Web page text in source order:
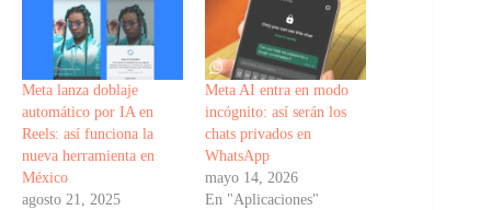
Meta lanza doblaje
automático por IA en
Reels: así funciona la
nueva herramienta en
México
agosto 21, 2025
Meta AI entra en modo
incógnito: así serán los
chats privados en
WhatsApp
mayo 14, 2026
En "Aplicaciones"